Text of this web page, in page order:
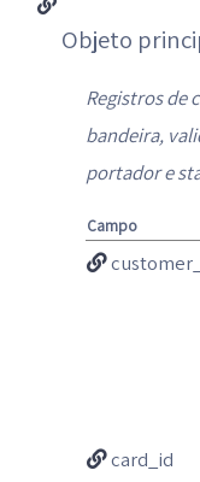
Objeto
Registros de
bandeira,
portador e
Campo
card_id